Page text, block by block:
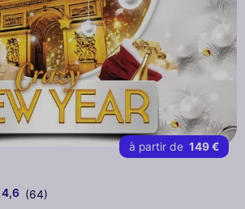
à partir de 149 €
4,6 (64)